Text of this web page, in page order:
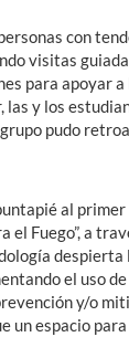
con
visitas
para apoyar
las y los
pudo
al
el Fuego”, a
el uso
y/o
un espacio